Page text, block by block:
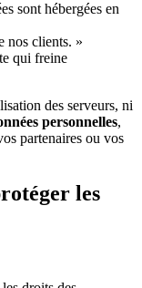
sont hébergées en
nos clients. »
qui freine
des serveurs, ni
personnelles,
partenaires ou vos
les